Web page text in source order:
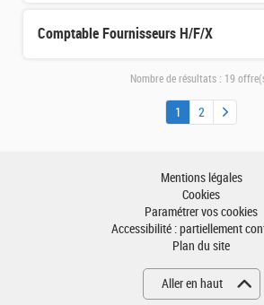
Comptable Fournisseurs H/F/X
Nombre de résultats : 19
1 2
Mentions légales
Cookies
Paramétrer vos cookies
Accessibilité : partiellement
Plan du site
Aller en haut